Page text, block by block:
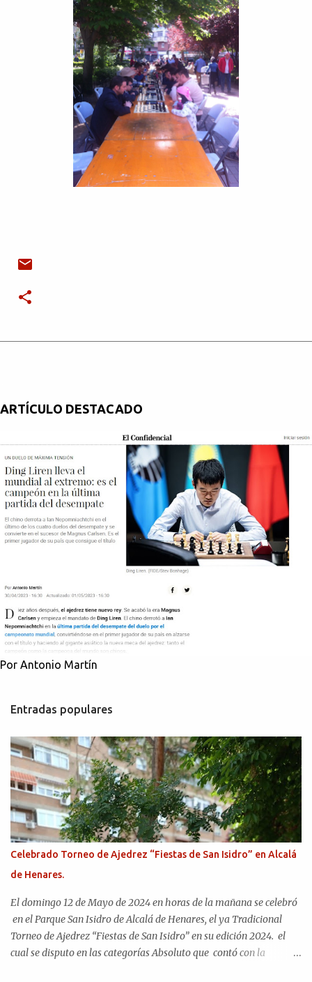
ARTÍCULO DESTACADO
Por Antonio Martín
Entradas populares
Celebrado Torneo de Ajedrez “Fiestas de San Isidro” en Alcalá
de Henares.
El domingo 12 de Mayo de 2024 en horas de la mañana se celebró
en el Parque San Isidro de Alcalá de Henares, el ya Tradicional
Torneo de Ajedrez “Fiestas de San Isidro” en su edición 2024. el
cual se disputo en las categorías Absoluto que contó con la